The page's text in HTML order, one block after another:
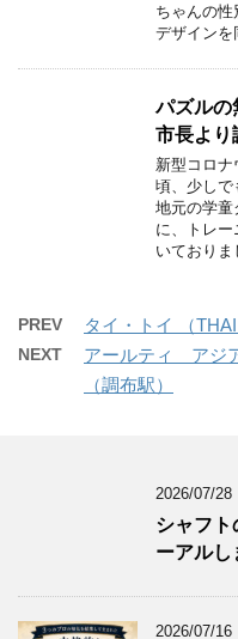
ちゃんの性
デザインを
パズルの
市長より
新型コロ
頃、少しで
地元の学童
に、トレ
いておりま
PREV タイ・トイ （
NEXT
アールティ アジ
（調布駅）
2026/07/28
シャフト
ーアルし
2026/07/16